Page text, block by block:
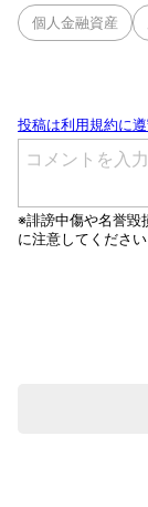
個人金融資産